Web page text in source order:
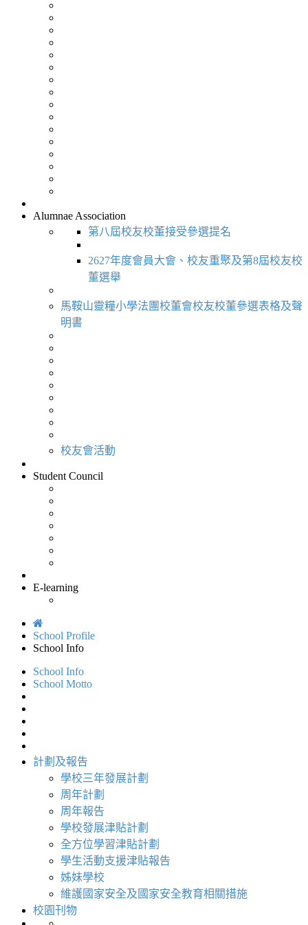
Alumnae Association
第八屆校友校董接受參選提名
2627年度會員大會、校友重聚及第8屆校友校
董選舉
馬鞍山靈糧小學法團校董會校友校董參選表格及聲
明書
校友會活動
Student Council
E-learning
School Profile
School Info
School Info
School Motto
計劃及報告
學校三年發展計劃
周年計劃
周年報告
學校發展津貼計劃
全方位學習津貼計劃
學生活動支援津貼報告
姊妹學校
維護國家安全及國家安全教育相關措施
校園刊物